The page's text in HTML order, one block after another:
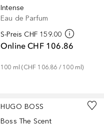
Intense
Eau de Parfum
S-Preis CHF 159.00
Online CHF 106.86
100 ml (CHF 106.86 / 100 ml)
HUGO BOSS
Boss The Scent